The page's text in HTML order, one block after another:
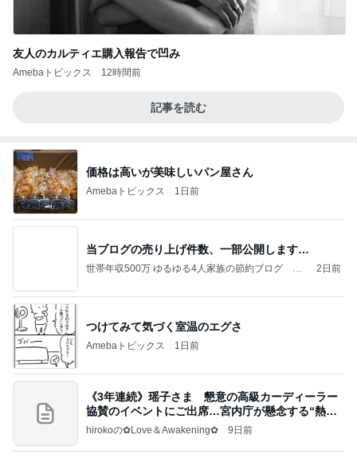
友人のカルティエ購入報告で凹み
Amebaトピックス 12時間前
記事を読む
価格は高いが美味しいパン屋さん
Amebaトピックス 1日前
当ブログの売り上げ件数、一部公開します…
世帯年収500万 ゆるゆる4人家族の節約ブログ 〜
2日前
つけてみて気づく室温のエグさ
Amebaトピックス 1日前
《3年連続》瑶子さま 懇意の高級カーディーラー
協賛のイベントにご出席…宮内庁が懸念する“熱心
すぎ
hirokoの✿Love＆Awakening✿ 9日前